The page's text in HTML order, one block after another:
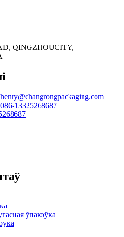
QINGZHOUCITY,
13325268687
ўпакоўка